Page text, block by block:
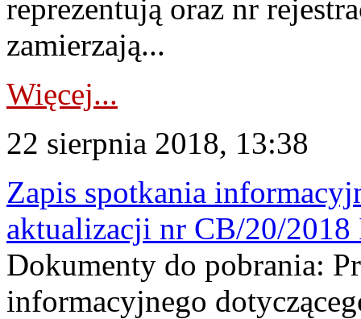
reprezentują oraz nr
zamierzają...
Więcej...
22 sierpnia 2018, 13:38
Zapis spotkania
aktualizacji nr CB/20/
Dokumenty do pobrania:
informacyjnego